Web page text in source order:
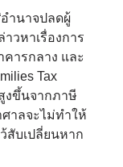
ำนาจปลดผู้
วหาเรื่องการ
ารกลาง และ
Tax
งขึ้นจากภาษี
าลจะไม่ทำให้
สับเปลี่ยนหาก